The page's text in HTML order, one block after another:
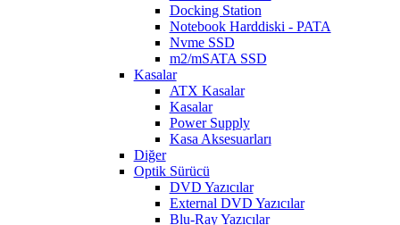
Docking Station
Notebook Harddiski - PATA
Nvme SSD
m2/mSATA SSD
Kasalar
ATX Kasalar
Kasalar
Power Supply
Kasa Aksesuarları
Diğer
Optik Sürücü
DVD Yazıcılar
External DVD Yazıcılar
Blu-Ray Yazıcılar